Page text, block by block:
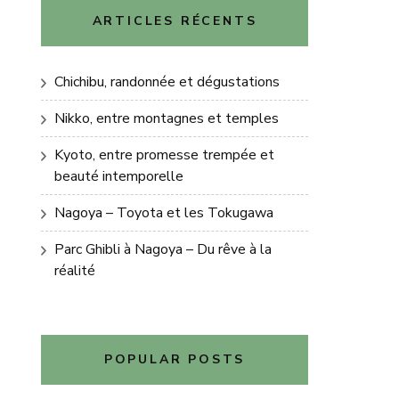
ARTICLES RÉCENTS
Chichibu, randonnée et dégustations
Nikko, entre montagnes et temples
Kyoto, entre promesse trempée et
beauté intemporelle
Nagoya – Toyota et les Tokugawa
Parc Ghibli à Nagoya – Du rêve à la
réalité
POPULAR POSTS